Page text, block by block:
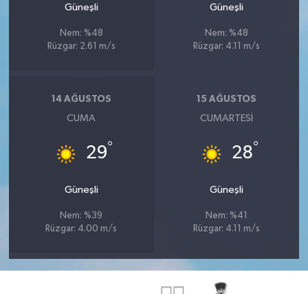
Güneşli
Nem: %48
Rüzgar: 2.61 m/s
Güneşli
Nem: %48
Rüzgar: 4.11 m/s
14 AĞUSTOS
CUMA
29°
Güneşli
Nem: %39
Rüzgar: 4.00 m/s
15 AĞUSTOS
CUMARTESI
28°
Güneşli
Nem: %41
Rüzgar: 4.11 m/s